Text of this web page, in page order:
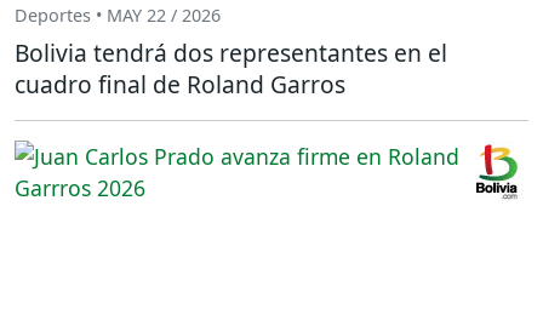
Deportes • MAY 22 / 2026
Bolivia tendrá dos representantes en el
cuadro final de Roland Garros